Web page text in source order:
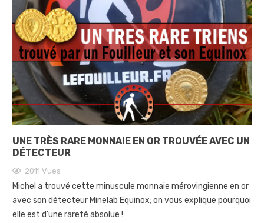
UNE TRÈS RARE MONNAIE EN OR TROUVÉE AVEC UN
DÉTECTEUR
2011 Vues
Michel a trouvé cette minuscule monnaie mérovingienne en or
avec son détecteur Minelab Equinox; on vous explique pourquoi
elle est d'une rareté absolue !